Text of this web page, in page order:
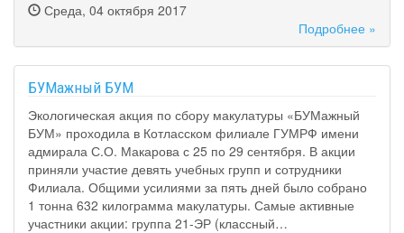
Среда, 04 октября 2017
Подробнее »
БУМажный БУМ
Экологическая акция по сбору макулатуры «БУМажный
БУМ» проходила в Котласском филиале ГУМРФ имени
адмирала С.О. Макарова с 25 по 29 сентября. В акции
приняли участие девять учебных групп и сотрудники
Филиала. Общими усилиями за пять дней было собрано
1 тонна 632 килограмма макулатуры. Самые активные
участники акции: группа 21-ЭР (классный…